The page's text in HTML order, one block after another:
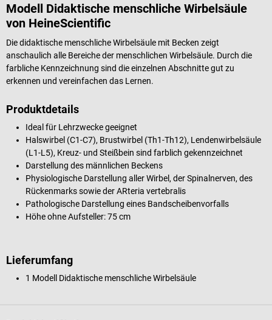
Modell Didaktische menschliche Wirbelsäule
von HeineScientific
Die didaktische menschliche Wirbelsäule mit Becken zeigt
anschaulich alle Bereiche der menschlichen Wirbelsäule. Durch die
farbliche Kennzeichnung sind die einzelnen Abschnitte gut zu
erkennen und vereinfachen das Lernen.
Produktdetails
Ideal für Lehrzwecke geeignet
Halswirbel (C1-C7), Brustwirbel (Th1-Th12), Lendenwirbelsäule
(L1-L5), Kreuz- und Steißbein sind farblich gekennzeichnet
Darstellung des männlichen Beckens
Physiologische Darstellung aller Wirbel, der Spinalnerven, des
Rückenmarks sowie der ARteria vertebralis
Pathologische Darstellung eines Bandscheibenvorfalls
Höhe ohne Aufsteller: 75 cm
Lieferumfang
1 Modell Didaktische menschliche Wirbelsäule